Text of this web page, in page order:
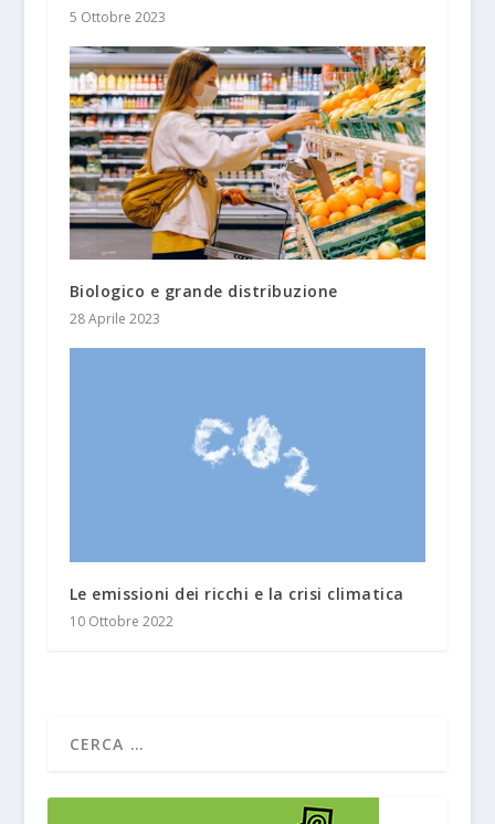
5 Ottobre 2023
Biologico e grande distribuzione
28 Aprile 2023
Le emissioni dei ricchi e la crisi climatica
10 Ottobre 2022